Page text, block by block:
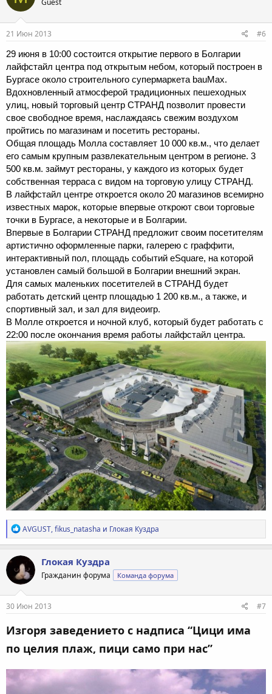
и
и
:
Guest
21 Июн 2013
#6
29 июня в 10:00 состоится открытие первого в Болгарии
лайфстайл центра под открытым небом, который построен в
Бургасе около строительного супермаркета bauMax.
Вдохновленный атмосферой традиционных пешеходных
улиц, новый торговый центр СТРАНД позволит провести
свое свободное время, наслаждаясь свежим воздухом
пройтись по магазинам и посетить рестораны.
Общая площадь Молла составляет 10 000 кв.м., что делает
его самым крупным развлекательным центром в регионе. 3
500 кв.м. займут рестораны, у каждого из которых будет
собственная терраса с видом на торговую улицу СТРАНД.
В лайфстайл центре откроется около 20 магазинов всемирно
известных марок, которые впервые откроют свои торговые
точки в Бургасе, а некоторые и в Болгарии.
Впервые в Болгарии СТРАНД предложит своим посетителям
артистично оформленные парки, галерею с граффити,
интерактивный пол, площадь событий eSquare, на которой
установлен самый большой в Болгарии внешний экран.
Для самых маленьких посетителей в СТРАНД будет
работать детский центр площадью 1 200 кв.м., а также, и
спортивный зал, и зал для видеоигр.
В Молле откроется и ночной клуб, который будет работать с
22:00 после окончания время работы лайфстайл центра.
Р
е
а
к
ц
и
и
:
AVGUST,fikus_natasha и Глокая Куздра
Глокая Куздра
Гражданин форума Команда форума
30 Июн 2013 #7
Изгоря заведението с надписа “Цици има
по целия плаж, пици само при нас”